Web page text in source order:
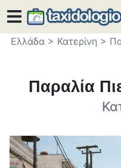
Ελλάδα > Κατερίνη >
Παραλία